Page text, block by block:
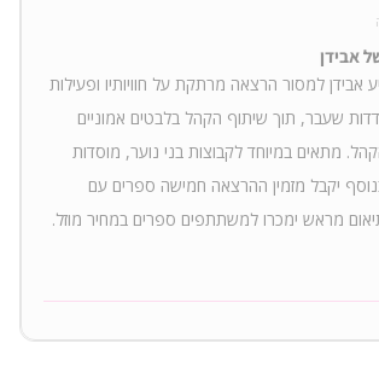
אבידן
אבידן למסור הרצאה מרתקת על חוויותיו ופעילות
שעבר, תוך שיתוף הקהל בלבטים אמוניים
מתאים במיוחד לקבוצות בני נוער, מוסדות
בנוסף יקבל מזמין ההרצאה חמישה ספרים עם
מראש ימכרו למשתתפים ספרים במחיר מוזל.